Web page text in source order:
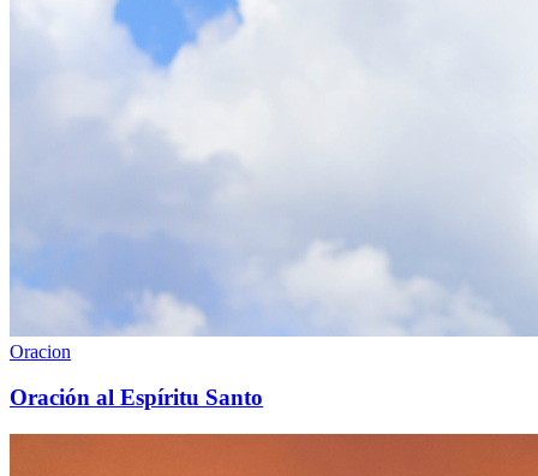
Oracion
Oración al Espíritu Santo